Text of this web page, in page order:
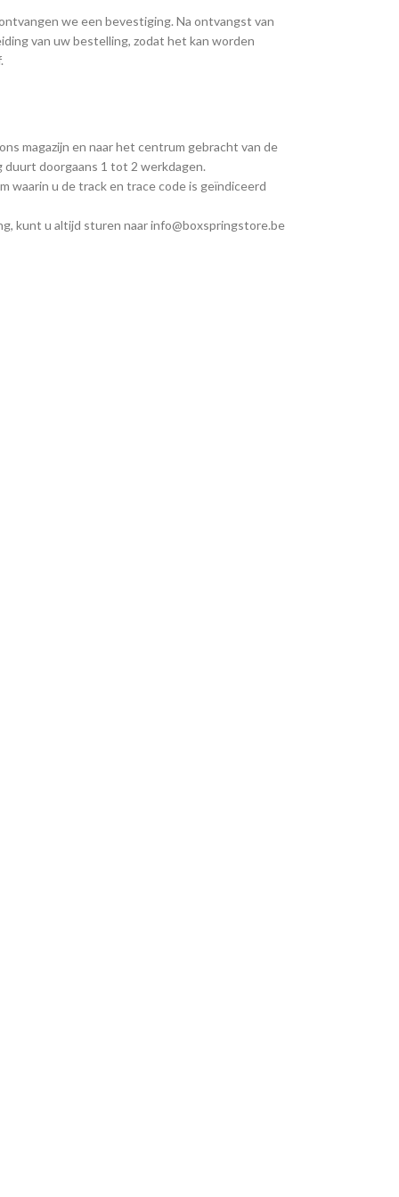
we een bevestiging. Na ontvangst van
van uw bestelling, zodat het kan worden
magazijn en naar het centrum gebracht van de
duurt doorgaans 1 tot 2 werkdagen.
waarin u de track en trace code is geïndiceerd
kunt u altijd sturen naar info@boxspringstore.be